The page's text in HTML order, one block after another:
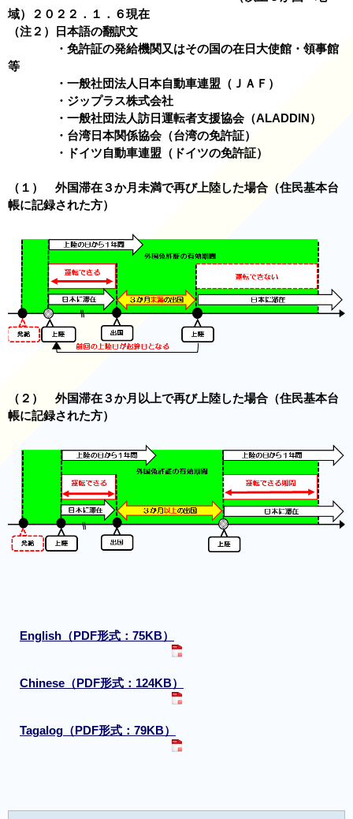
域）２０２２．１．６現在
（注２）日本語の翻訳文
・免許証の発給機関又はその国の在日大使館・領事館
等
・一般社団法人日本自動車連盟（ＪＡＦ）
・ジップラス株式会社
・一般社団法人訪日運転者支援協会（ALADDIN）
・台湾日本関係協会（台湾の免許証）
・ドイツ自動車連盟（ドイツの免許証）
（１） 外国滞在３か月未満で再び上陸した場合（住民基本台
帳に記録された方）
（２） 外国滞在３か月以上で再び上陸した場合（住民基本台
帳に記録された方）
English（PDF形式：75KB）
Chinese（PDF形式：124KB）
Tagalog（PDF形式：79KB）